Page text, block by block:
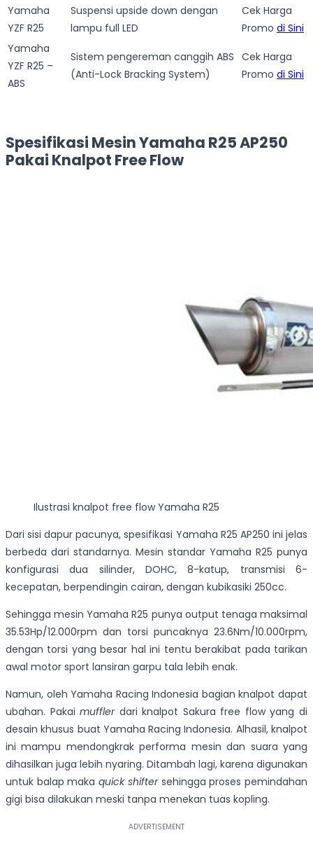
Yamaha
YZF R25
Suspensi upside down dengan
lampu full LED
Cek Harga
Promo di Sini
Yamaha
YZF R25 –
ABS
Sistem pengereman canggih ABS
(Anti-Lock Bracking System)
Cek Harga
Promo di Sini
Spesifikasi Mesin Yamaha R25 AP250
Pakai Knalpot Free Flow
Ilustrasi knalpot free flow Yamaha R25
Dari sisi dapur pacunya, spesifikasi Yamaha R25 AP250 ini jelas
berbeda dari standarnya. Mesin standar Yamaha R25 punya
konfigurasi dua silinder, DOHC, 8-katup, transmisi 6-
kecepatan, berpendingin cairan, dengan kubikasiki 250cc.
Sehingga mesin Yamaha R25 punya output tenaga maksimal
35.53Hp/12.000rpm dan torsi puncaknya 23.6Nm/10.000rpm,
dengan torsi yang besar hal ini tentu berakibat pada tarikan
awal motor sport lansiran garpu tala lebih enak.
Namun, oleh Yamaha Racing Indonesia bagian knalpot dapat
ubahan. Pakaimuffler dari knalpot Sakura free flow yang di
desain khusus buat Yamaha Racing Indonesia. Alhasil, knalpot
ini mampu mendongkrak performa mesin dan suara yang
dihasilkan juga lebih nyaring. Ditambah lagi, karena digunakan
untuk balap makaquick shiftersehingga proses pemindahan
gigi bisa dilakukan meski tanpa menekan tuas kopling.